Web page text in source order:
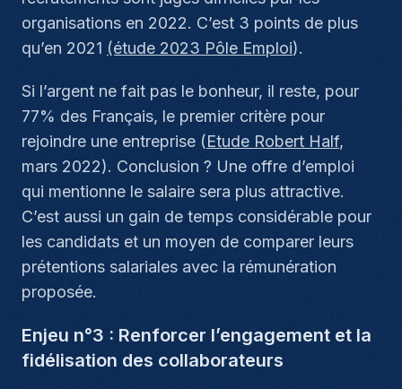
organisations en 2022. C’est 3 points de plus
qu’en 2021 (étude 2023 Pôle Emploi).
Si l’argent ne fait pas le bonheur, il reste, pour
77% des Français, le premier critère pour
rejoindre une entreprise (Etude Robert Half,
mars 2022). Conclusion ? Une offre d’emploi
qui mentionne le salaire sera plus attractive.
C’est aussi un gain de temps considérable pour
les candidats et un moyen de comparer leurs
prétentions salariales avec la rémunération
proposée.
Enjeu n°3 : Renforcer l’engagement et la
fidélisation des collaborateurs